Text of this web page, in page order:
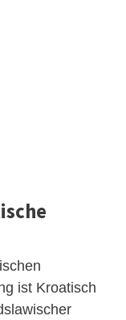
ist Kroatisch